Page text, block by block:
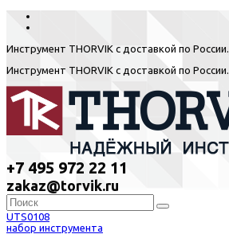
Инструмент THORVIK с доставкой по России.
Инструмент THORVIK с доставкой по России.
+7 495 972 22 11
zakaz@torvik.ru
UTS0108
набор инструмента